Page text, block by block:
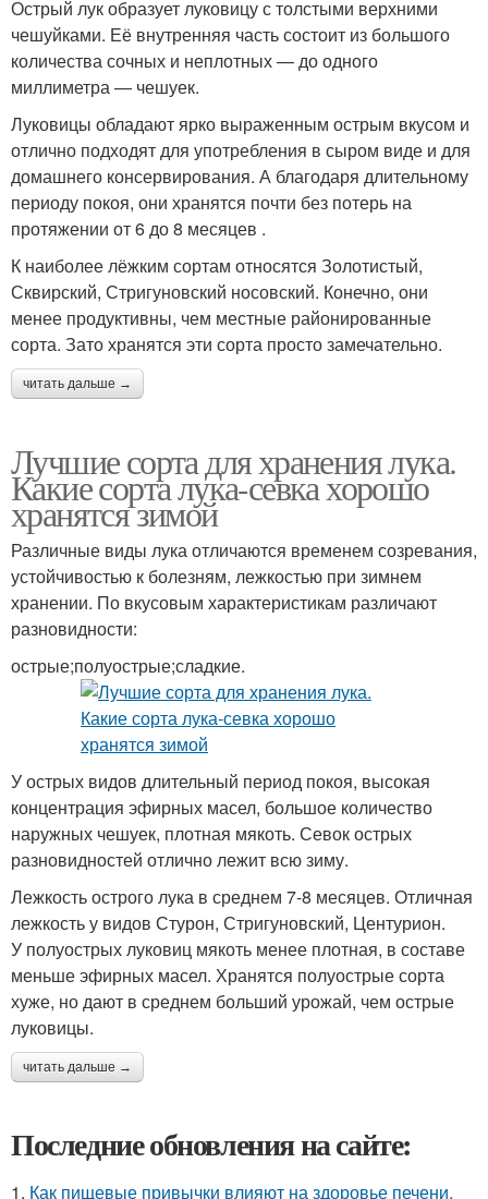
Острый лук образует луковицу с толстыми верхними
чешуйками. Её внутренняя часть состоит из большого
количества сочных и неплотных — до одного
миллиметра — чешуек.
Луковицы обладают ярко выраженным острым вкусом и
отлично подходят для употребления в сыром виде и для
домашнего консервирования. А благодаря длительному
периоду покоя, они хранятся почти без потерь на
протяжении от 6 до 8 месяцев .
К наиболее лёжким сортам относятся Золотистый,
Сквирский, Стригуновский носовский. Конечно, они
менее продуктивны, чем местные районированные
сорта. Зато хранятся эти сорта просто замечательно.
читать дальше →
Лучшие сорта для хранения лука.
Какие сорта лука-севка хорошо
хранятся зимой
Различные виды лука отличаются временем созревания,
устойчивостью к болезням, лежкостью при зимнем
хранении. По вкусовым характеристикам различают
разновидности:
острые;полуострые;сладкие.
У острых видов длительный период покоя, высокая
концентрация эфирных масел, большое количество
наружных чешуек, плотная мякоть. Севок острых
разновидностей отлично лежит всю зиму.
Лежкость острого лука в среднем 7-8 месяцев. Отличная
лежкость у видов Стурон, Стригуновский, Центурион.
У полуострых луковиц мякоть менее плотная, в составе
меньше эфирных масел. Хранятся полуострые сорта
хуже, но дают в среднем больший урожай, чем острые
луковицы.
читать дальше →
Последние обновления на сайте:
1. Как пищевые привычки влияют на здоровье печени.